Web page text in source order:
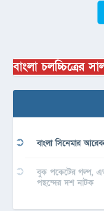
বাংলা চলচ্চিত্রের
বাংলা সিনেমার
বুক পকেটের গল্প,
পছন্দের দশ নাটক